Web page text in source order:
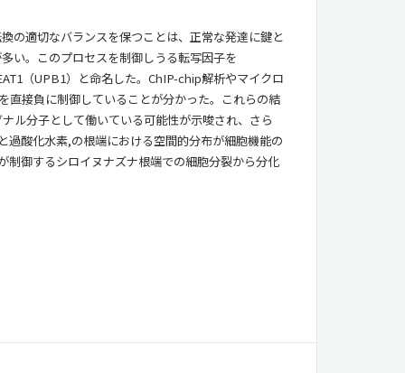
の適切なバランスを保つことは、正常な発達に鍵と
い。このプロセスを制御しうる転写因子を
（UPB1）と命名した。ChIP-chip解析やマイクロ
直接負に制御していることが分かった。これらの結
ル分子として働いている可能性が示唆され、さら
酸化水素,の根端における空間的分布が細胞機能の
御するシロイヌナズナ根端での細胞分裂から分化